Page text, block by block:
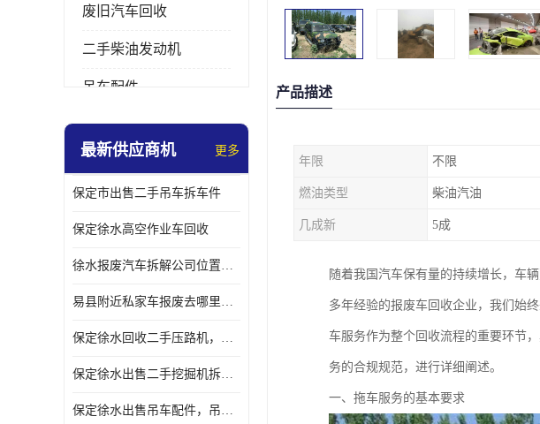
废旧汽车回收
二手柴油发动机
吊车配件
挖掘机拆车件
最新供应商机 更多
保定市出售二手吊车拆车件
保定徐水高空作业车回收
徐水报废汽车拆解公司位置，出售二手拆车件发动机
易县附近私家车报废去哪里，咨询车辆销户流程电话
保定徐水回收二手压路机，压路机拆解市场在哪
保定徐水出售二手挖掘机拆车件，挖掘机配件，液压件出售
保定徐水出售吊车配件，吊车拆车件出售
产品描述
年限 不限
燃油类型 柴油汽油
几成新 5成
随着我国汽车保有量的持续增长，车
多年经验的报废车回收企业，我们始
车服务作为整个回收流程的重要环节
务的合规规范，进行详细阐述。
一、拖车服务的基本要求